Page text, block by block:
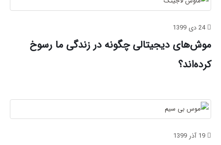
24 دی 1399
موش‌های دیجیتالی چگونه در زندگی ما رسوخ
کرده‌اند؟